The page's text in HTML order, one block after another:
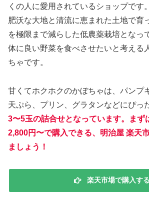
くの人に愛用されているショップです
肥沃な大地と清流に恵まれた土地で育
を極限まで減らした低農薬栽培となっ
体に良い野菜を食べさせたいと考える
ちゃです。
甘くてホクホクのかぼちゃは、パンプ
天ぷら、プリン、グラタンなどにぴっ
3〜5玉の詰合せとなっています。まず
2,800円〜で購入できる、明治屋 楽天
ましょう！
楽天市場で購入する